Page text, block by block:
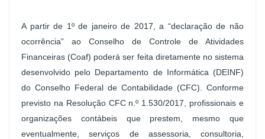
A partir de 1º de janeiro de 2017, a “declaração de não
ocorrência” ao Conselho de Controle de Atividades
Financeiras (Coaf) poderá ser feita diretamente no sistema
desenvolvido pelo Departamento de Informática (DEINF)
do Conselho Federal de Contabilidade (CFC). Conforme
previsto na Resolução CFC n.º 1.530/2017, profissionais e
organizações contábeis que prestem, mesmo que
eventualmente, serviços de assessoria, consultoria,